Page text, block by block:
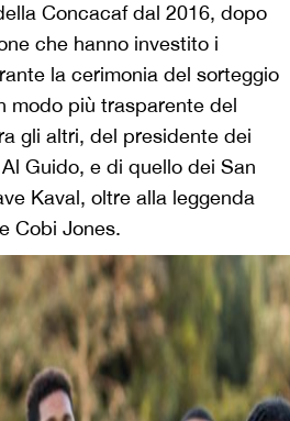
Concacaf dal 2016, dopo
che hanno investito i
la cerimonia del sorteggio
modo più trasparente del
gli altri, del presidente dei
Guido, e di quello dei San
Kaval, oltre alla leggenda
Cobi Jones.